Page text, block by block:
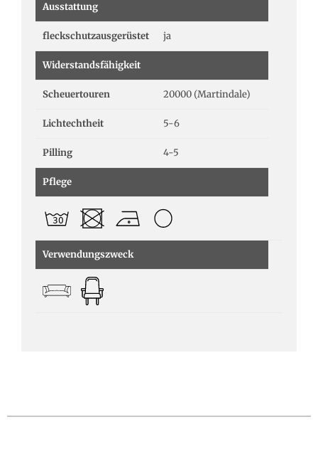
Ausstattung
fleckschutzausgerüstet ja
Widerstandsfähigkeit
Scheuertouren 20000 (Martindale)
Lichtechtheit 5-6
Pilling 4-5
Pflege
Verwendungszweck